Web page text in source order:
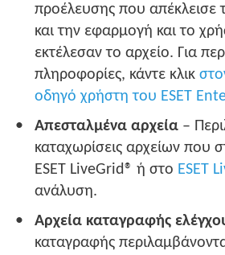
προέλευσης που απέκλεισε
και την εφαρμογή και το
εκτέλεσαν το αρχείο. Για
πληροφορίες, κάντε κλικ
οδηγό χρήστη του ESET
Απεσταλμένα αρχεία –
καταχωρίσεις αρχείων που
ESET LiveGrid® ή στο ESET
ανάλυση.
Αρχεία καταγραφής
καταγραφής